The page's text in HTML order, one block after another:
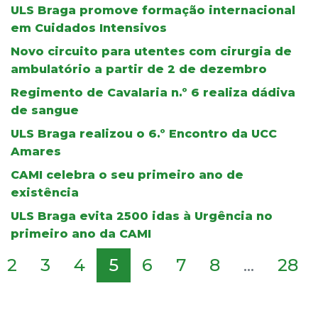
ULS Braga promove formação internacional
em Cuidados Intensivos
Novo circuito para utentes com cirurgia de
ambulatório a partir de 2 de dezembro
Regimento de Cavalaria n.º 6 realiza dádiva
de sangue
ULS Braga realizou o 6.º Encontro da UCC
Amares
CAMI celebra o seu primeiro ano de
existência
ULS Braga evita 2500 idas à Urgência no
primeiro ano da CAMI
2 3 4 5 6 7 8 ... 28